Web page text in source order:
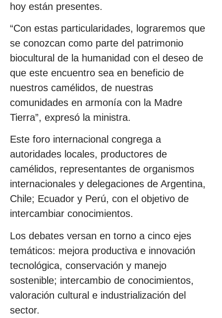
hoy están presentes.
“Con estas particularidades, lograremos que
se conozcan como parte del patrimonio
biocultural de la humanidad con el deseo de
que este encuentro sea en beneficio de
nuestros camélidos, de nuestras
comunidades en armonía con la Madre
Tierra”, expresó la ministra.
Este foro internacional congrega a
autoridades locales, productores de
camélidos, representantes de organismos
internacionales y delegaciones de Argentina,
Chile; Ecuador y Perú, con el objetivo de
intercambiar conocimientos.
Los debates versan en torno a cinco ejes
temáticos: mejora productiva e innovación
tecnológica, conservación y manejo
sostenible; intercambio de conocimientos,
valoración cultural e industrialización del
sector.